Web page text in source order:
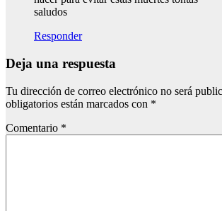
saludos
Responder
Deja una respuesta
Tu dirección de correo electrónico no será
obligatorios están marcados con *
Comentario *